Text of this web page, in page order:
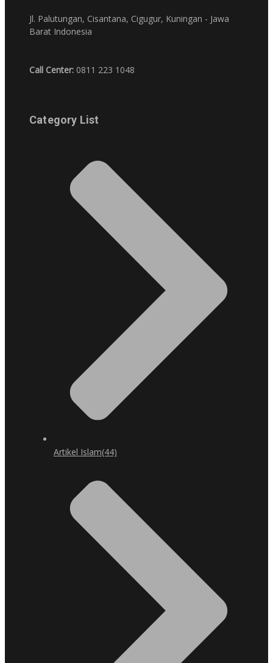
Jl. Palutungan, Cisantana, Cigugur, Kuningan - Jawa
Barat Indonesia
Call Center: 0811 223 1048
Category List
Artikel Islam(44)